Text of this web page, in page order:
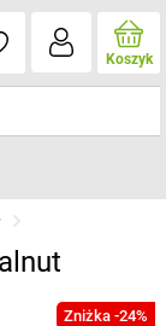
Koszyk
Zniżka -24%